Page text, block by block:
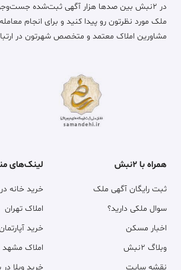
در ۲نبش بین صدها هزار آگهی ثبت‌شده
ملک مورد نظرتون رو پیدا کنید و برای انجام
مشاورین املاک معتمد و متخصص شهرتون در
همراه با ۲نبش
ثبت رایگان آگهی ملک
سوال ملکی دارید؟
اخبار مسکن
وبلاگ ۲نبش
نقشه سایت
لینک‌های
خرید خانه
املاک تهران
خرید
املاک مشهد
خرید ویلا